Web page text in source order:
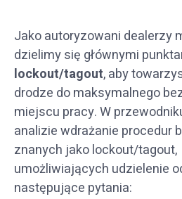
Jako autoryzowani dealerzy
dzielimy się głównymi
lockout/tagout, aby
drodze do maksymalnego
miejscu pracy. W
analizie wdrażanie procedur
znanych jako lockout/tagout,
umożliwiających udzielenie
następujące pytania: